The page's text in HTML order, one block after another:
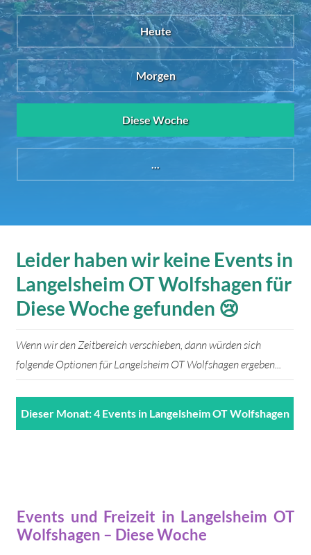
Heute
Morgen
Diese Woche
Leider haben wir keine Events in
Langelsheim OT Wolfshagen für
Diese Woche gefunden 😢
Wenn wir den Zeitbereich verschieben, dann würden sich
folgende Optionen für Langelsheim OT Wolfshagen ergeben...
Dieser Monat: 4 Events in Langelsheim OT Wolfshagen
Events und Freizeit in Langelsheim OT
Wolfshagen – Diese Woche